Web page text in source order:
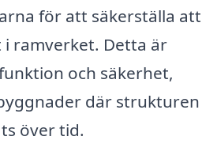
för att säkerställa att
ramverket. Detta är
och säkerhet,
där strukturen
över tid.